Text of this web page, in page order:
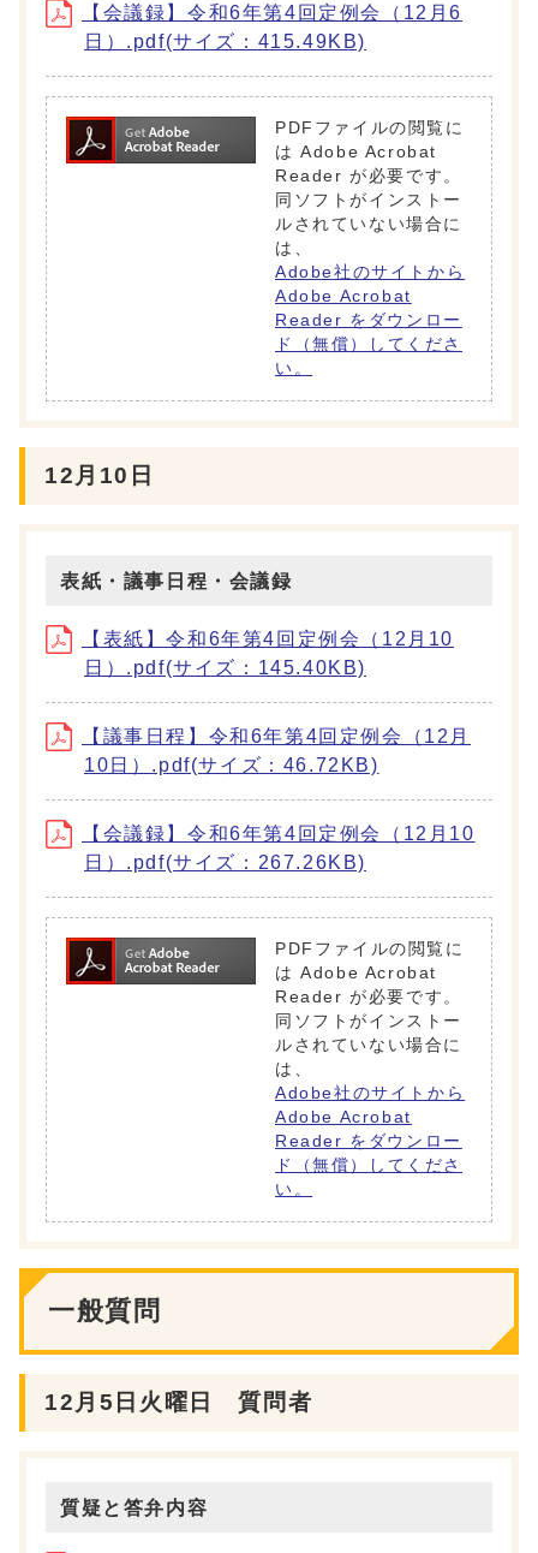
【会議録】令和6年第4回定例会（12月6
日）.pdf(サイズ：415.49KB)
PDFファイルの閲覧に
は Adobe Acrobat
Reader が必要です。
同ソフトがインストー
ルされていない場合に
は、
Adobe社のサイトから
Adobe Acrobat
Reader をダウンロー
ド（無償）してくださ
い。
12月10日
表紙・議事日程・会議録
【表紙】令和6年第4回定例会（12月10
日）.pdf(サイズ：145.40KB)
【議事日程】令和6年第4回定例会（12月
10日）.pdf(サイズ：46.72KB)
【会議録】令和6年第4回定例会（12月10
日）.pdf(サイズ：267.26KB)
PDFファイルの閲覧に
は Adobe Acrobat
Reader が必要です。
同ソフトがインストー
ルされていない場合に
は、
Adobe社のサイトから
Adobe Acrobat
Reader をダウンロー
ド（無償）してくださ
い。
一般質問
12月5日火曜日 質問者
質疑と答弁内容